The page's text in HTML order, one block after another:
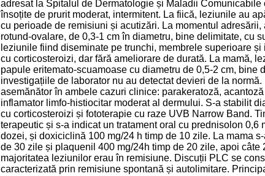
adresat la Spitalul de Dermatologie și Maladii
însoțite de prurit moderat, intermitent. La fiică, leziunile au
cu perioade de remisiuni și acutizări. La momentul
rotund-ovalare, de 0,3-1 cm în diametru, bine delimitate, cu
leziunile fiind diseminate pe trunchi, membrele superioare
cu corticosteroizi, dar fără ameliorare de durată. La mamă,
papule eritemato-scuamoase cu diametru de 0,5-2 cm, bine
investigațiile de laborator nu au detectat devieri de la
asemănător în ambele cazuri clinice: parakeratoză,
inflamator limfo-histiocitar moderat al dermului. S-a stabilit
cu corticosteroizi și fototerapie cu raze UVB Narrow Band.
terapeutic și s-a indicat un tratament oral cu prednisolon 0,6
dozei, și doxiciclină 100 mg/24 h timp de 10 zile. La mama
de 30 zile și plaquenil 400 mg/24h timp de 20 zile, apoi
majoritatea leziunilor erau în remisiune. Discuții PLC se
caracterizată prin remisiune spontană și autolimitare.